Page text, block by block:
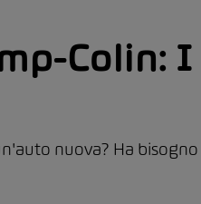
Colin: I
nuova? Ha